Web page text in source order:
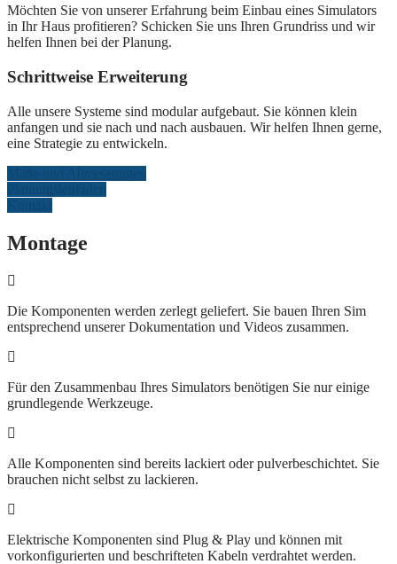
Möchten Sie von unserer Erfahrung beim Einbau eines Simulators
in Ihr Haus profitieren? Schicken Sie uns Ihren Grundriss und wir
helfen Ihnen bei der Planung.
Schrittweise Erweiterung
Alle unsere Systeme sind modular aufgebaut. Sie können klein
anfangen und sie nach und nach ausbauen. Wir helfen Ihnen gerne,
eine Strategie zu entwickeln.
Montage
Die Komponenten werden zerlegt geliefert. Sie bauen Ihren Sim
entsprechend unserer Dokumentation und Videos zusammen.
Für den Zusammenbau Ihres Simulators benötigen Sie nur einige
grundlegende Werkzeuge.
Alle Komponenten sind bereits lackiert oder pulverbeschichtet. Sie
brauchen nicht selbst zu lackieren.
Elektrische Komponenten sind Plug & Play und können mit
vorkonfigurierten und beschrifteten Kabeln verdrahtet werden.